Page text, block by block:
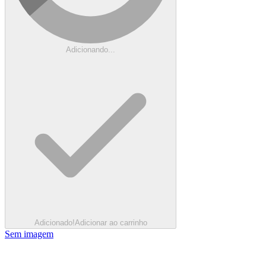
Adicionando...
Adicionado!Adicionar ao carrinho
Sem imagem